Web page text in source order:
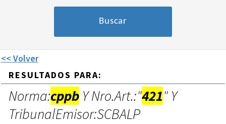
<< Volver
RESULTADOS PARA:
Norma:cppb Y Nro.Art.:"421" Y
TribunalEmisor:SCBALP